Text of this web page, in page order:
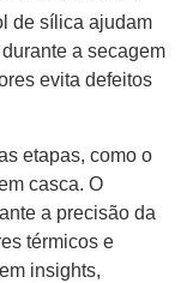
de sílica ajudam
a secagem
evita defeitos
etapas, como o
casca. O
a precisão da
térmicos e
insights,